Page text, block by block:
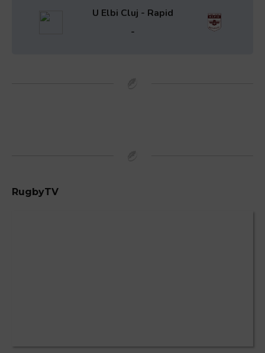
U Elbi Cluj - Rapid
-
RugbyTV